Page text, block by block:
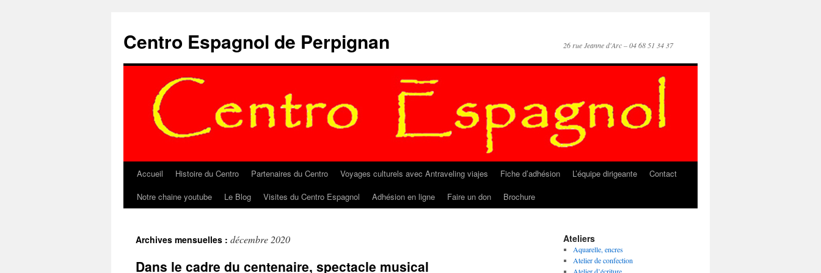
contenu
Centro Espagnol de Perpignan 26 rue Jeanne d'Arc – 04 68 51 34 37
Accueil Histoire du Centro Partenaires du Centro Voyages culturels avec Antraveling viajes Fiche d’adhésion L’équipe dirigeante
Contact
Notre chaine youtube
Le Blog Visites du Centro Espagnol Adhésion en ligne Faire un don Brochure
Archives mensuelles : décembre 2020
Dans le cadre du centenaire, spectacle musical
Ateliers
Aquarelle, encres
Atelier de confection